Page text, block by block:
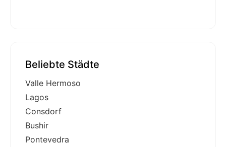
Beliebte Städte
Valle Hermoso
Lagos
Consdorf
Bushir
Pontevedra